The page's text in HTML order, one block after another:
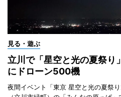
見る・遊ぶ
立川で「星空と光の夏祭
にドローン500機
夜間イベント「東京 星空と光の夏祭